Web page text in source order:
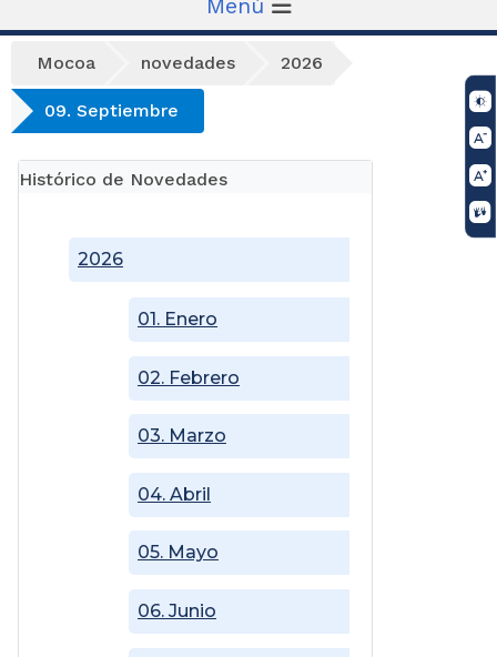
Mocoa novedades 2026
09. Septiembre
Histórico de Novedades
2026
01. Enero
02. Febrero
03. Marzo
04. Abril
05. Mayo
06. Junio